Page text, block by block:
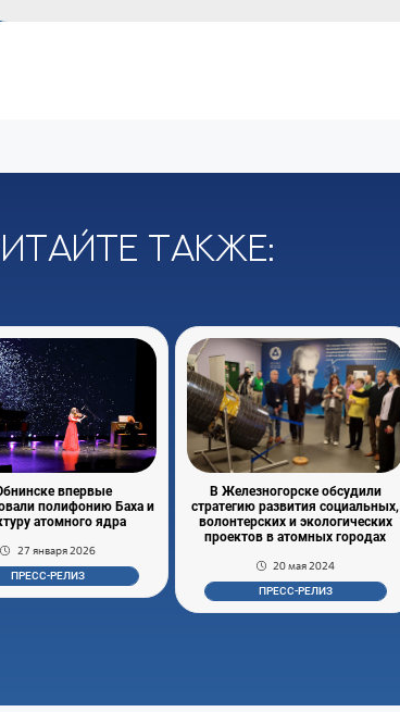
также:
впервые
полифонию Баха и
атомного ядра
27 января 2026
ПРЕСС-РЕЛИЗ
В Железногорске обсудили
стратегию развития социальных,
волонтерских и экологических
проектов в атомных городах
20 мая 2024
ПРЕСС-РЕЛИЗ